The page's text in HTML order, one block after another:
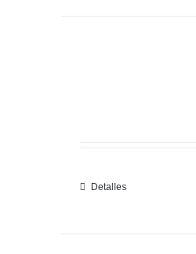
Detalles